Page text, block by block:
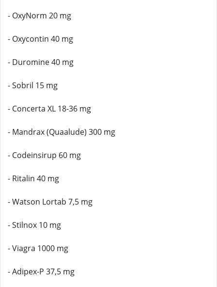
- OxyNorm 20 mg
- Oxycontin 40 mg
- Duromine 40 mg
- Sobril 15 mg
- Concerta XL 18-36 mg
- Mandrax (Quaalude) 300 mg
- Codeinsirup 60 mg
- Ritalin 40 mg
- Watson Lortab 7,5 mg
- Stilnox 10 mg
- Viagra 1000 mg
- Adipex-P 37,5 mg